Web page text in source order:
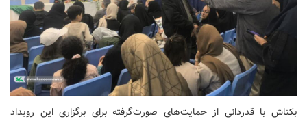
بکتاش با قدردانی از حمایت‌های صورت‌گرفته برای برگزاری این رویداد